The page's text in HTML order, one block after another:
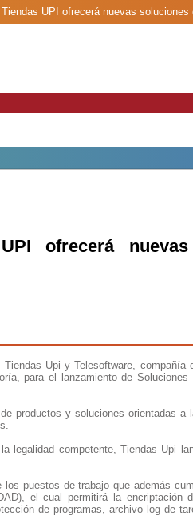
UPI ofrecerá nuevas soluciones
ofrecerá nuevas
Upi y Telesoftware, compañía
para el lanzamiento de
productos y soluciones orientadas a
legalidad competente, Tiendas Upi
puestos de trabajo que además
el cual permitirá la encriptación
de programas, archivo log de